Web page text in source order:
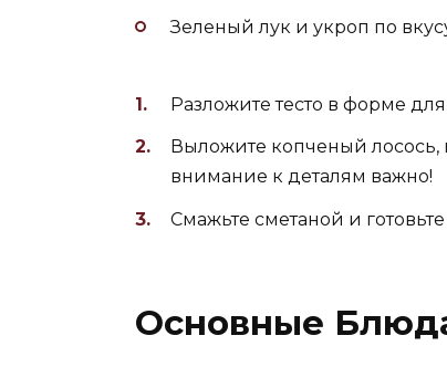
Зеленый лук и укроп по
Разложите тесто в форме
Выложите копченый лосось,
внимание к деталям важно!
Смажьте сметаной и
Основные